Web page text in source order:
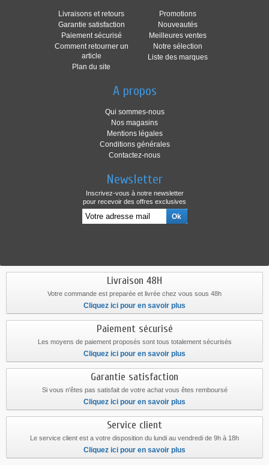
Livraisons et retours
Garantie satisfaction
Paiement sécurisé
Comment retourner un
article
Plan du site
Promotions
Nouveautés
Meilleures ventes
Notre sélection
Liste des marques
A propos
Qui sommes-nous
Nos magasins
Mentions légales
Conditions générales
Contactez-nous
Newsletter
Inscrivez-vous à notre newsletter
pour recevoir des offres exclusives
Livraison 48H
Votre commande est preparée et livrée chez vous sous 48h
Cliquez ici pour en savoir plus
Paiement sécurisé
Les moyens de paiement proposés sont tous totalement sécurisés
Cliquez ici pour en savoir plus
Garantie satisfaction
Si vous n'êtes pas satisfait de votre achat vous êtes remboursé
Cliquez ici pour en savoir plus
Service client
Le service client est a votre disposition du lundi au vendredi de 9h à 18h
Cliquez ici pour en savoir plus